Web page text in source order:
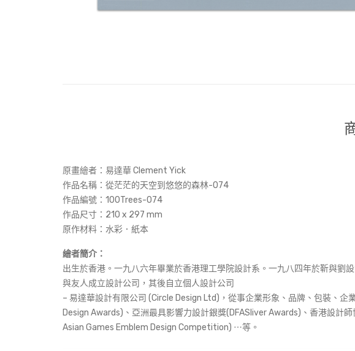
原畫繪者：易達華 Clement Yick
作品名稱： 從茫茫的天空到悠悠的森林-074
作品編號：100Trees-074
作品尺寸： 210 x 297 mm
原作材料：水彩．紙本
繪者簡介：
出生於香港。一九八六年畢業於香港理工學院設計系。一九八四年於靳與劉
與友人成立設計公司，其後自立個人設計公司
– 易達華設計有限公司 (Circle Design Ltd)，從事企業形象、品牌、包裝、
Design Awards)、亞洲最具影響力設計銀獎(DFASliver Awards)、香港設計
Asian Games Emblem Design Competition) ⋯等。